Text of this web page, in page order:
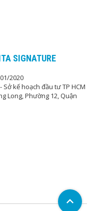
SIGNATURE
2020
kế hoạch đầu tư TP HCM
Long, Phường 12, Quận